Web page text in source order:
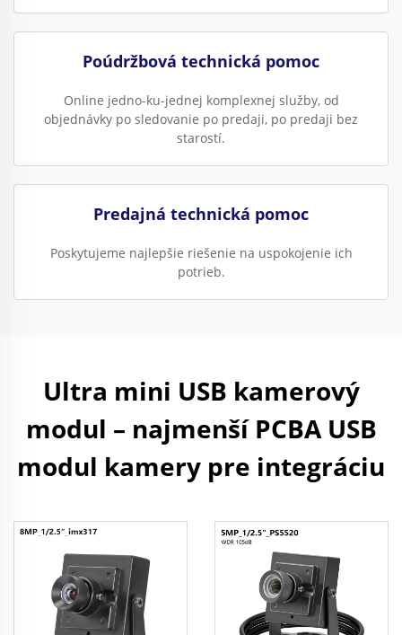
Poúdržbová technická pomoc
Online jedno-ku-jednej komplexnej služby, od
objednávky po sledovanie po predaji, po predaji bez
starostí.
Predajná technická pomoc
Poskytujeme najlepšie riešenie na uspokojenie ich
potrieb.
Ultra mini USB kamerový
modul – najmenší PCBA USB
modul kamery pre integráciu